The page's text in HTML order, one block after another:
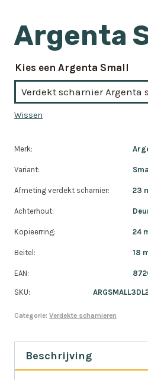
Argenta
Kies een Argenta Small
Wissen
Merk:
Variant:
Afmeting verdekt scharnier: 23
Achterhout:
Kopieerring: 24
Beitel: 18
EAN:
SKU:
Categorie: Verdekte scharnieren
Beschrijving